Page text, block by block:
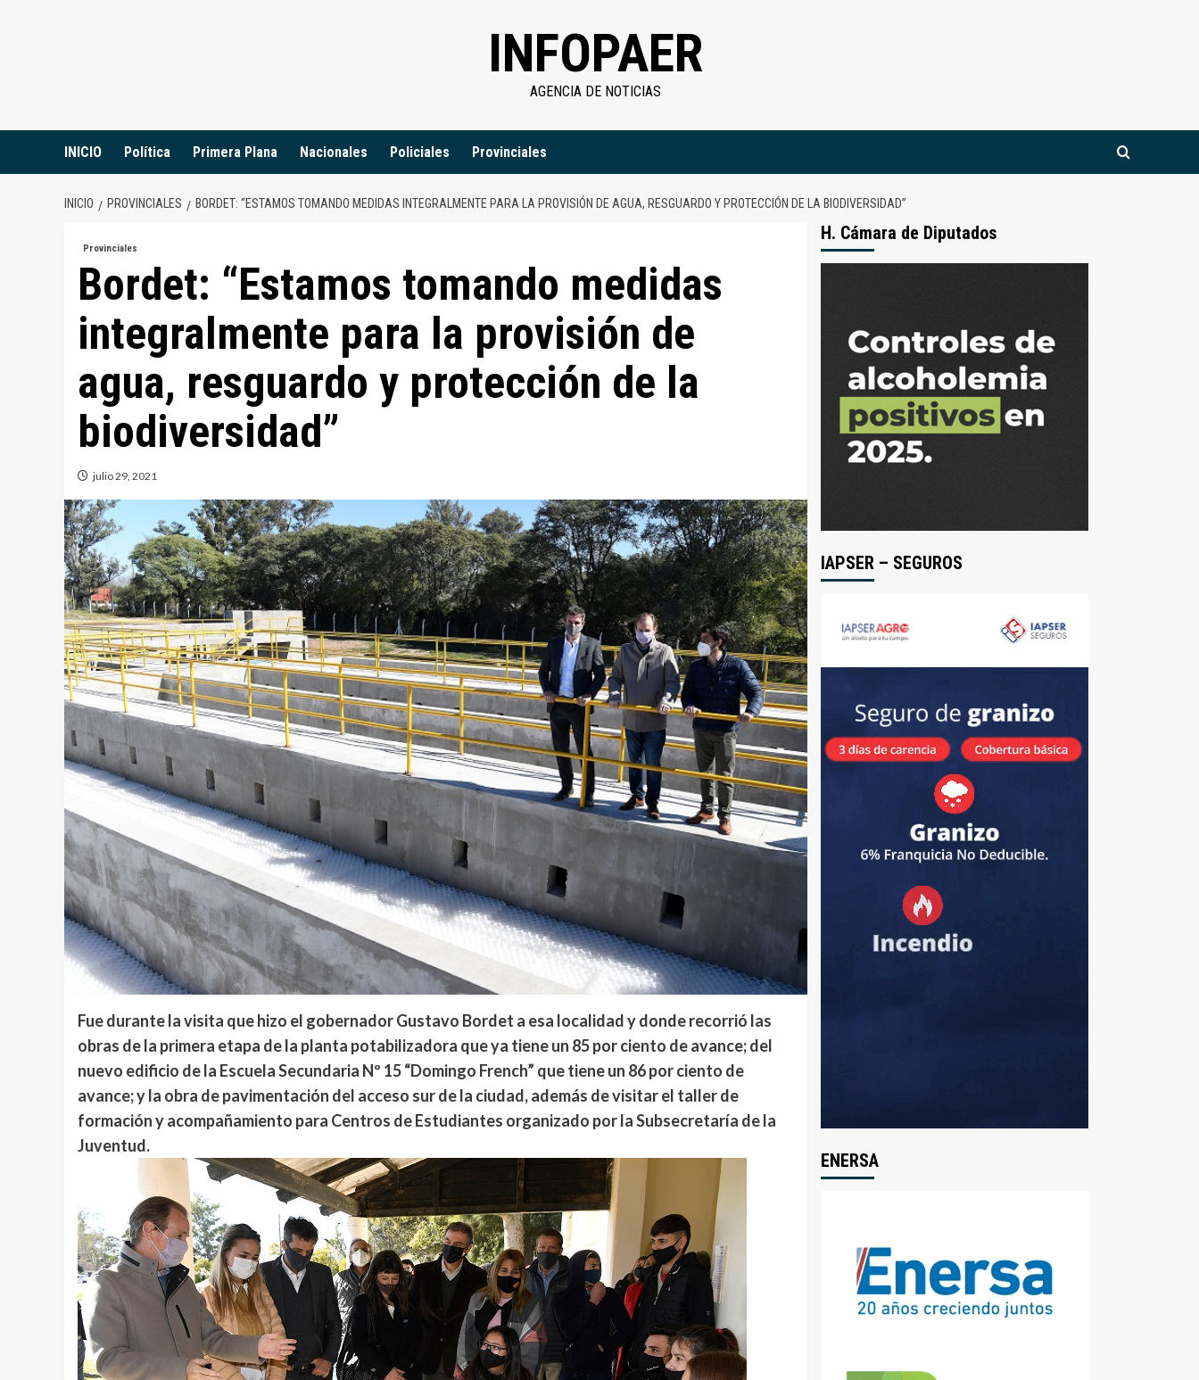
INFOPAER
AGENCIA DE NOTICIAS
INICIO Política Primera Plana Nacionales Policiales Provinciales
INICIO PROVINCIALES BORDET: “ESTAMOS TOMANDO MEDIDAS INTEGRALMENTE PARA LA PROVISIÓN DE AGUA, RESGUARDO Y PROTECCIÓN DE LA BIODIVERSIDAD”
Provinciales
Bordet: “Estamos tomando medidas
integralmente para la provisión de
agua, resguardo y protección de la
biodiversidad”
julio 29, 2021
Fue durante la visita que hizo el gobernador Gustavo Bordet a esa localidad y donde recorrió las
obras de la primera etapa de la planta potabilizadora que ya tiene un 85 por ciento de avance; del
nuevo edificio de la Escuela Secundaria Nº 15 “Domingo French” que tiene un 86 por ciento de
avance; y la obra de pavimentación del acceso sur de la ciudad, además de visitar el taller de
formación y acompañamiento para Centros de Estudiantes organizado por la Subsecretaría de la
Juventud.
H. Cámara de Diputados
IAPSER – SEGUROS
ENERSA